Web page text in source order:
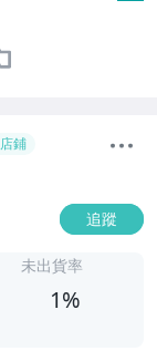
店鋪
追蹤
未出貨率
1%